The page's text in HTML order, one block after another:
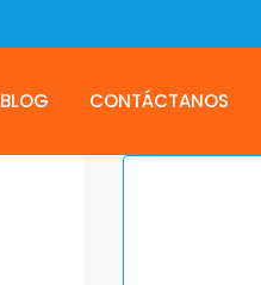
BLOG CONTÁCTANOS